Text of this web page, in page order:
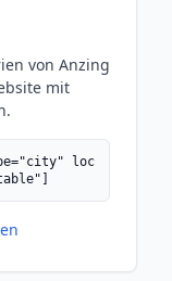
von Anzing
mit
loc